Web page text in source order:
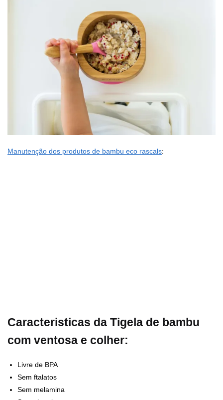
Manutenção dos produtos de bambu eco rascals:
Caracteristicas da Tigela de bambu
com ventosa e colher:
Livre de BPA
Sem ftalatos
Sem melamina